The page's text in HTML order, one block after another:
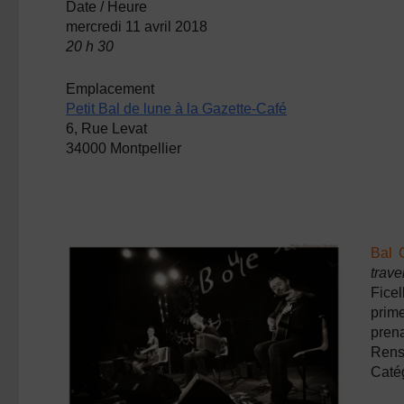
Date / Heure
mercredi 11 avril 2018
20 h 30
Emplacement
Petit Bal de lune à la Gazette-Café
6, Rue Levat
34000 Montpellier
Bal